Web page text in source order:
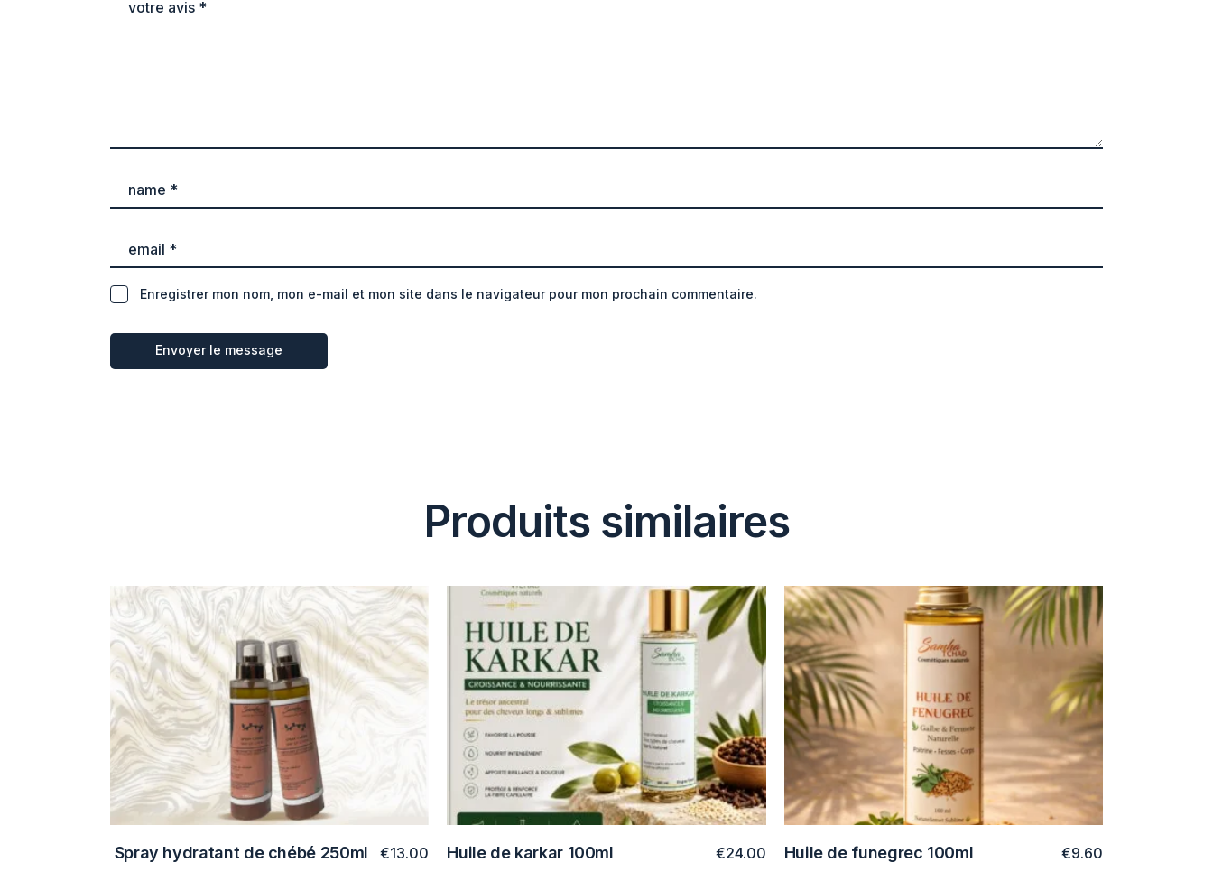
Enregistrer mon nom, mon e-mail et mon site dans le navigateur pour mon prochain commentaire.
Envoyer le message
Produits similaires
Spray hydratant de chébé 250ml €13.00 Huile de karkar 100ml €24.00 Huile de funegrec 100ml €9.60